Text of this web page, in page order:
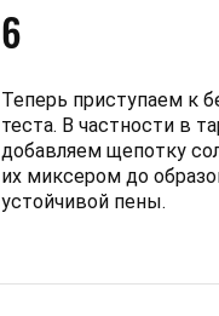
6
Теперь приступаем к
теста. В частности в
добавляем щепотку
их миксером до
устойчивой пены.